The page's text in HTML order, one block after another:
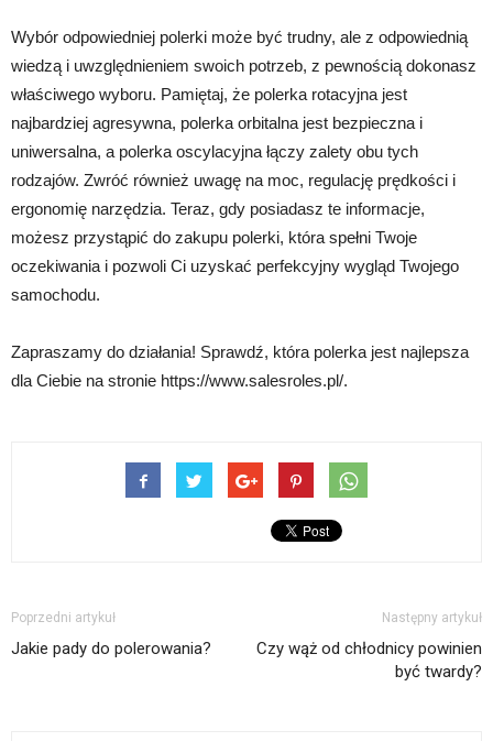
Wybór odpowiedniej polerki może być trudny, ale z odpowiednią
wiedzą i uwzględnieniem swoich potrzeb, z pewnością dokonasz
właściwego wyboru. Pamiętaj, że polerka rotacyjna jest
najbardziej agresywna, polerka orbitalna jest bezpieczna i
uniwersalna, a polerka oscylacyjna łączy zalety obu tych
rodzajów. Zwróć również uwagę na moc, regulację prędkości i
ergonomię narzędzia. Teraz, gdy posiadasz te informacje,
możesz przystąpić do zakupu polerki, która spełni Twoje
oczekiwania i pozwoli Ci uzyskać perfekcyjny wygląd Twojego
samochodu.
Zapraszamy do działania! Sprawdź, która polerka jest najlepsza
dla Ciebie na stronie https://www.salesroles.pl/.
Poprzedni artykuł
Jakie pady do polerowania?
Następny artykuł
Czy wąż od chłodnicy powinien
być twardy?